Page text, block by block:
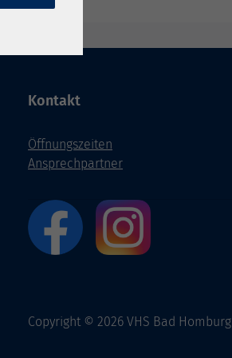
Kontakt
Öffnungszeiten
Ansprechpartner
Copyright © 2026 VHS Bad Homburg